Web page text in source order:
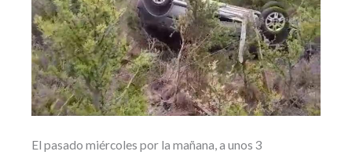
El pasado miércoles por la mañana, a unos 3